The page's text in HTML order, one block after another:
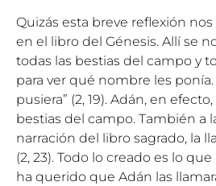
Quizás esta breve reflexión
en el libro del Génesis. Allí se
todas las bestias del campo y
para ver qué nombre les
pusiera” (2, 19). Adán, en
bestias del campo. También a
narración del libro sagrado, la
(2, 23). Todo lo creado es lo
ha querido que Adán las